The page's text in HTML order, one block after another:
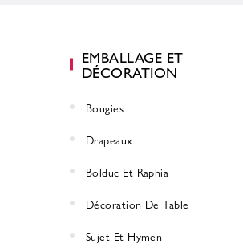
EMBALLAGE ET
DÉCORATION
Bougies
Drapeaux
Bolduc Et Raphia
Décoration De Table
Sujet Et Hymen